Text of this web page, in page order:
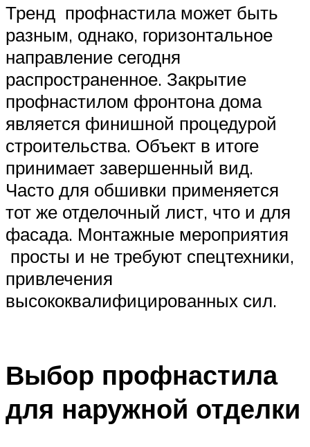
Тренд профнастила может быть
разным, однако, горизонтальное
направление сегодня
распространенное. Закрытие
профнастилом фронтона дома
является финишной процедурой
строительства. Объект в итоге
принимает завершенный вид.
Часто для обшивки применяется
тот же отделочный лист, что и для
фасада. Монтажные мероприятия
просты и не требуют спецтехники,
привлечения
высококвалифицированных сил.
Выбор профнастила
для наружной отделки